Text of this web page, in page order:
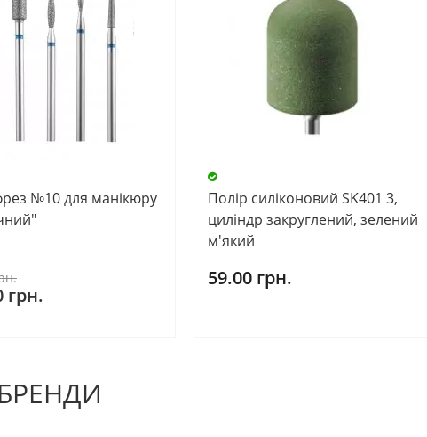
№10 для манікюру
грн.
Полір силіконовий SK401 3,
циліндр закруглений, зелений
м'який
59.00 грн.